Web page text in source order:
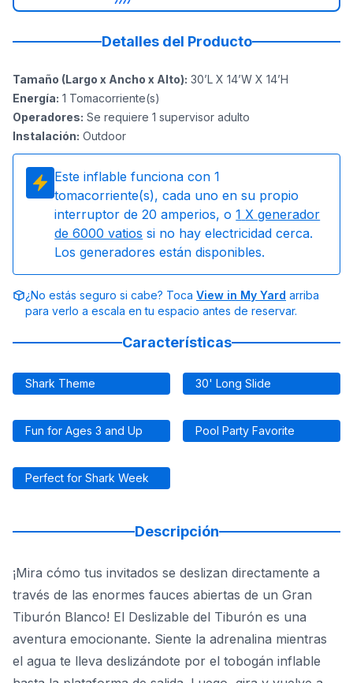
Detalles del Producto
Tamaño (Largo x Ancho x Alto): 30’L X 14’W X 14’H
Energía: 1 Tomacorriente(s)
Operadores: Se requiere 1 supervisor adulto
Instalación: Outdoor
Este inflable funciona con 1
tomacorriente(s), cada uno en su propio
interruptor de 20 amperios, o 1 X generador
de 6000 vatios si no hay electricidad cerca.
Los generadores están disponibles.
¿No estás seguro si cabe? Toca View in My Yard arriba
para verlo a escala en tu espacio antes de reservar.
Características
Shark Theme 30' Long Slide
Fun for Ages 3 and Up Pool Party Favorite
Perfect for Shark Week
Descripción
¡Mira cómo tus invitados se deslizan directamente a
través de las enormes fauces abiertas de un Gran
Tiburón Blanco! El Deslizable del Tiburón es una
aventura emocionante. Siente la adrenalina mientras
el agua te lleva deslizándote por el tobogán inflable